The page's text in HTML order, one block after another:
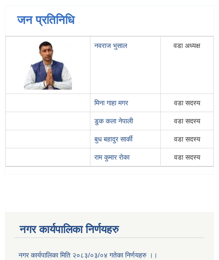
जन प्रतिनिधि
नवराज भुसाल वडा अध्यक्ष
मिना गाहा मगर वडा सदस्य
डुक कला नेपाली वडा सदस्य
बुध बहादुर सार्की वडा सदस्य
राम कुमार राेका वडा सदस्य
नगर कार्यपालिका निर्णयहरु
नगर कार्यपालिका मिति २०८३/०३/०४ गतेका निर्णयहरु ।।